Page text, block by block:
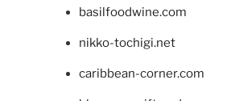
basilfoodwine.com
nikko-tochigi.net
caribbean-corner.com